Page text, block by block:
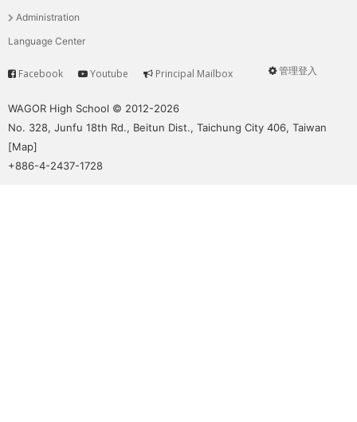
單Administration
Language Center
User
管理登入
Service
Facebook Youtube Principal Mailbox
WAGOR High School © 2012-2026
No. 328, Junfu 18th Rd., Beitun Dist., Taichung City 406, Taiwan
[Map]
+886-4-2437-1728